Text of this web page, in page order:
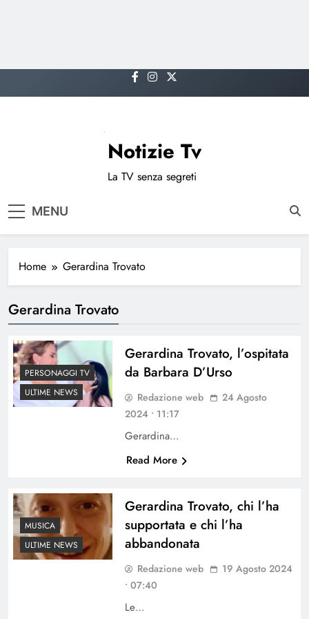
to
Notizie Tv
La TV senza segreti
MENU
Home Gerardina Trovato
Gerardina Trovato
PERSONAGGI TV
ULTIME NEWS
Gerardina Trovato, l’ospitata
da Barbara D’Urso
Redazione web
24 Agosto
2024 • 11:17
Gerardina…
Read More
MUSICA
ULTIME NEWS
Gerardina Trovato, chi l’ha
supportata e chi l’ha
abbandonata
Redazione web
19 Agosto 2024
• 07:40
Le…